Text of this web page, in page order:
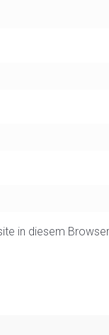
in diesem